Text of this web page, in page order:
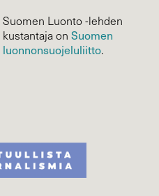
Suomen Luonto -lehden
kustantaja on Suomen
luonnonsuojelu­liitto.